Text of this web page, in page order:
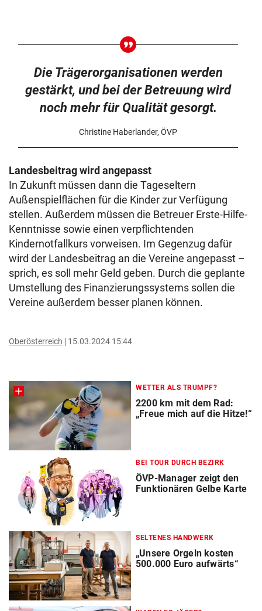
Die Trägerorganisationen werden
gestärkt, und bei der Betreuung wird
noch mehr für Qualität gesorgt.
Christine Haberlander, ÖVP
Landesbeitrag wird angepasst
In Zukunft müssen dann die Tageseltern
Außenspielflächen für die Kinder zur Verfügung
stellen. Außerdem müssen die Betreuer Erste-Hilfe-
Kenntnisse sowie einen verpflichtenden
Kindernotfallkurs vorweisen. Im Gegenzug dafür
wird der Landesbeitrag an die Vereine angepasst –
sprich, es soll mehr Geld geben. Durch die geplante
Umstellung des Finanzierungssystems sollen die
Vereine außerdem besser planen können.
Oberösterreich 15.03.2024 15:44
WETTER ALS TRUMPF?
2200 km mit dem Rad:
„Freue mich auf die Hitze!“
BEI TOUR DURCH BEZIRK
ÖVP-Manager zeigt den
Funktionären Gelbe Karte
SELTENES HANDWERK
„Unsere Orgeln kosten
500.000 Euro aufwärts“